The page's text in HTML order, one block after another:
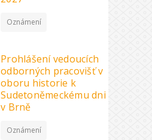
Oznámení
Prohlášení vedoucích
odborných pracovišť v
oboru historie k
Sudetoněmeckému dni
v Brně
Oznámení